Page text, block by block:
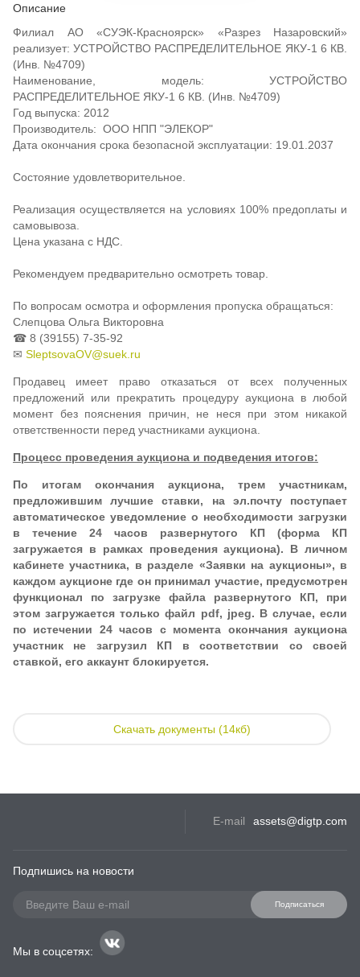
Описание
Филиал АО «СУЭК-Красноярск» «Разрез Назаровский»
реализует: УСТРОЙСТВО РАСПРЕДЕЛИТЕЛЬНОЕ ЯКУ-1 6 КВ.
(Инв. №4709)
Наименование, модель: УСТРОЙСТВО
РАСПРЕДЕЛИТЕЛЬНОЕ ЯКУ-1 6 КВ. (Инв. №4709)
Год выпуска: 2012
Производитель: ООО НПП "ЭЛЕКОР"
Дата окончания срока безопасной эксплуатации: 19.01.2037
Состояние удовлетворительное.
Реализация осуществляется на условиях 100% предоплаты и
самовывоза.
Цена указана с НДС.
Рекомендуем предварительно осмотреть товар.
По вопросам осмотра и оформления пропуска обращаться:
Слепцова Ольга Викторовна
☎ 8 (39155) 7-35-92
✉ SleptsovaOV@suek.ru
Продавец имеет право отказаться от всех полученных
предложений или прекратить процедуру аукциона в любой
момент без пояснения причин, не неся при этом никакой
ответственности перед участниками аукциона.
Процесс проведения аукциона и подведения итогов:
По итогам окончания аукциона, трем участникам,
предложившим лучшие ставки, на эл.почту поступает
автоматическое уведомление о необходимости загрузки
в течение 24 часов развернутого КП (форма КП
загружается в рамках проведения аукциона). В личном
кабинете участника, в разделе «Заявки на аукционы», в
каждом аукционе где он принимал участие, предусмотрен
функционал по загрузке файла развернутого КП, при
этом загружается только файл pdf, jpeg. В случае, если
по истечении 24 часов с момента окончания аукциона
участник не загрузил КП в соответствии со своей
ставкой, его аккаунт блокируется.
Скачать документы (14кб)
E-mail assets@digtp.com
Подпишись на новости
Подписаться
Мы в соцсетях: